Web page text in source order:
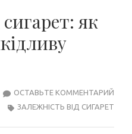
як
ОСТАВЬТЕ КОММЕНТАРИЙ
ЗАЛЕЖНІСТЬ ВІД СИГАРЕТ